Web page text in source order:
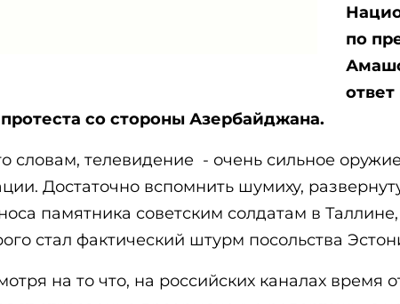
по
со стороны Азербайджана.
словам, телевидение - очень сильное
Достаточно вспомнить шумиху,
памятника советским солдатам в Таллине,
стал фактический штурм посольства
на то что, на российских каналах время